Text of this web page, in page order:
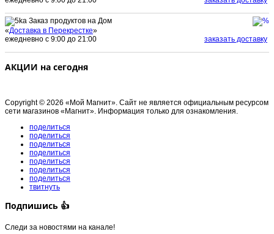
Заказ продуктов на Дом
«Доставка в Перекрестке»
ежедневно с 9:00 до 21:00
заказать доставку
АКЦИИ на сегодня
Copyright © 2026 «Мой Магнит». Сайт не является официальным ресурсом
сети магазинов «Магнит». Информация только для ознакомления.
поделиться
поделиться
поделиться
поделиться
поделиться
поделиться
поделиться
твитнуть
Подпишись 👍
Следи за новостями на канале!